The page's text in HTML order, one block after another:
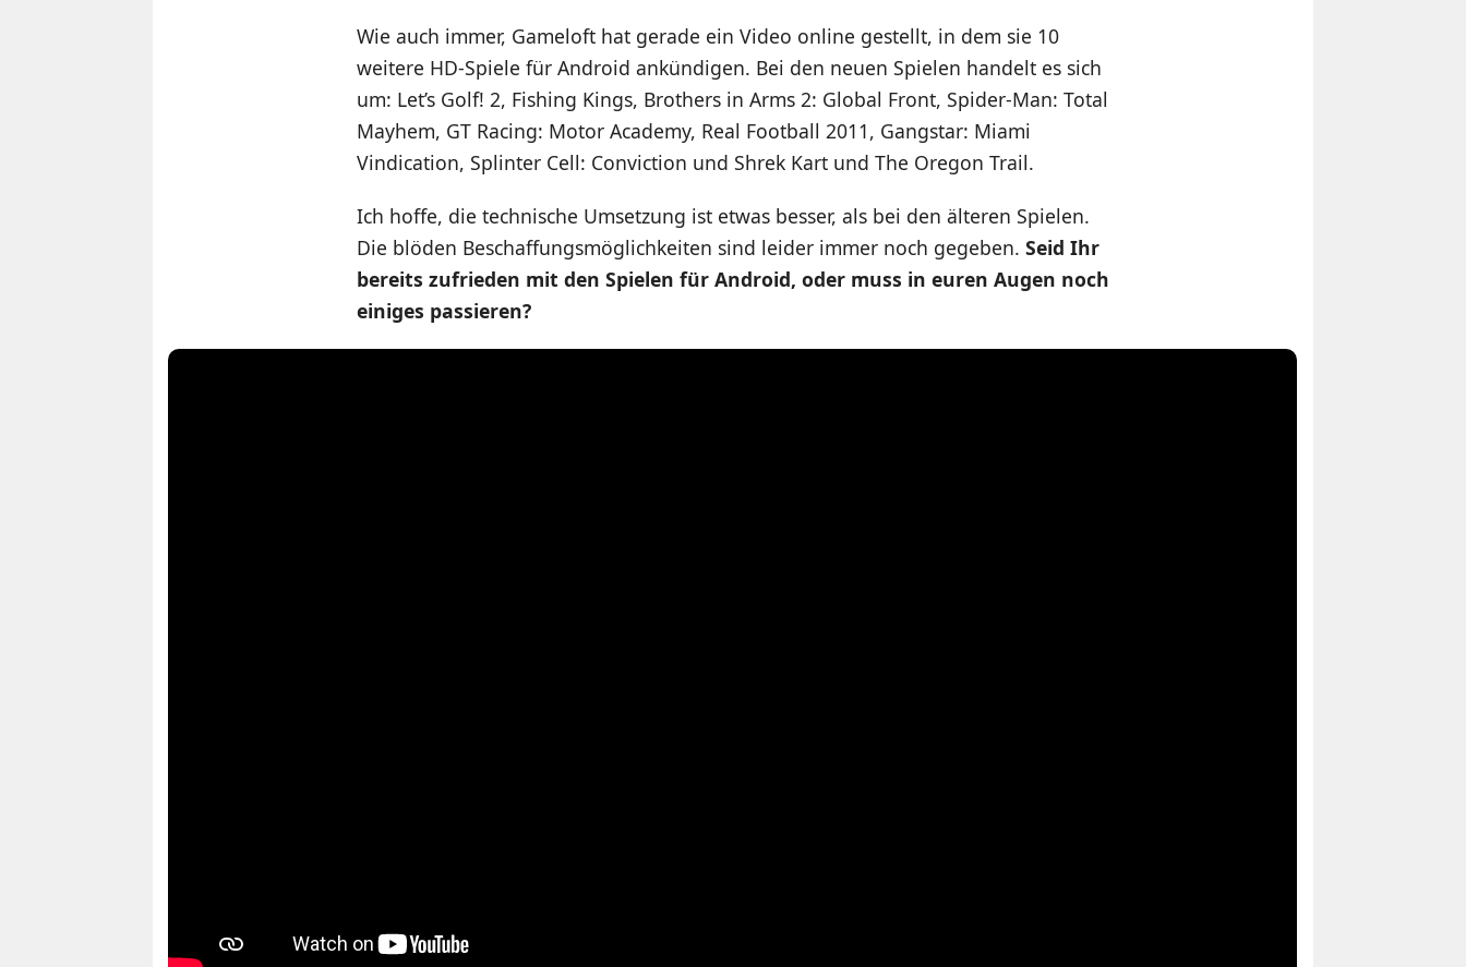
Wie auch immer, Gameloft hat gerade ein Video online gestellt, in dem sie 10
weitere HD-Spiele für Android ankündigen. Bei den neuen Spielen handelt es sich
um: Let’s Golf! 2, Fishing Kings, Brothers in Arms 2: Global Front, Spider-Man: Total
Mayhem, GT Racing: Motor Academy, Real Football 2011, Gangstar: Miami
Vindication, Splinter Cell: Conviction und Shrek Kart und The Oregon Trail.
Ich hoffe, die technische Umsetzung ist etwas besser, als bei den älteren Spielen.
Die blöden Beschaffungsmöglichkeiten sind leider immer noch gegeben. Seid Ihr
bereits zufrieden mit den Spielen für Android, oder muss in euren Augen noch
einiges passieren?